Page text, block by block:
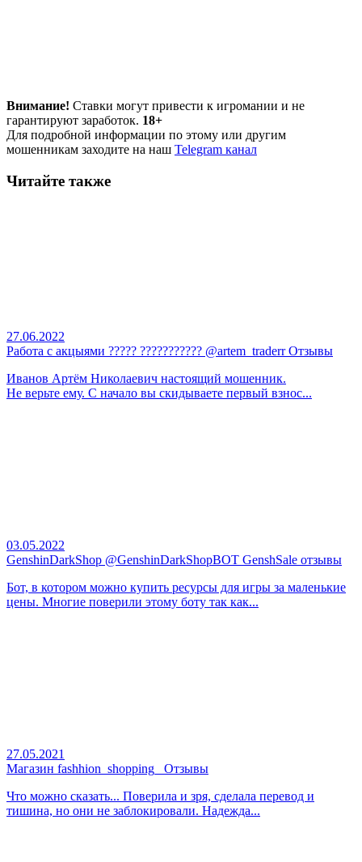
Внимание! Ставки могут привести к игромании и не
гарантируют заработок. 18+
Для подробной информации по этому или другим
мошенникам заходите на наш Telegram канал
Читайте также
27.06.2022
Работа с акцыями ????? ??????????? @artem_traderr Отзывы
Иванов Артём Николаевич настоящий мошенник.
Не верьте ему. С начало вы скидываете первый взнос...
03.05.2022
GenshinDarkShop @GenshinDarkShopBOT GenshSale отзывы
Бот, в котором можно купить ресурсы для игры за маленькие
цены. Многие поверили этому боту так как...
27.05.2021
Магазин fashhion_shopping_ Отзывы
Что можно сказать... Поверила и зря, сделала перевод и
тишина, но они не заблокировали. Надежда...